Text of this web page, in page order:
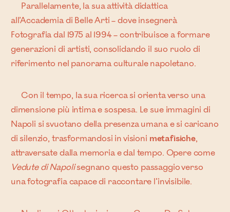
Parallelamente, la sua attività didattica
all’Accademia di Belle Arti – dove insegnerà
Fotografia dal 1975 al 1994 – contribuisce a formare
generazioni di artisti, consolidando il suo ruolo di
riferimento nel panorama culturale napoletano.
Con il tempo, la sua ricerca si orienta verso una
dimensione più intima e sospesa. Le sue immagini di
Napoli si svuotano della presenza umana e si caricano
di silenzio, trasformandosi in visioni metafisiche,
attraversate dalla memoria e dal tempo. Opere come
Vedute di Napolisegnano questo passaggio verso
una fotografia capace di raccontare l’invisibile.